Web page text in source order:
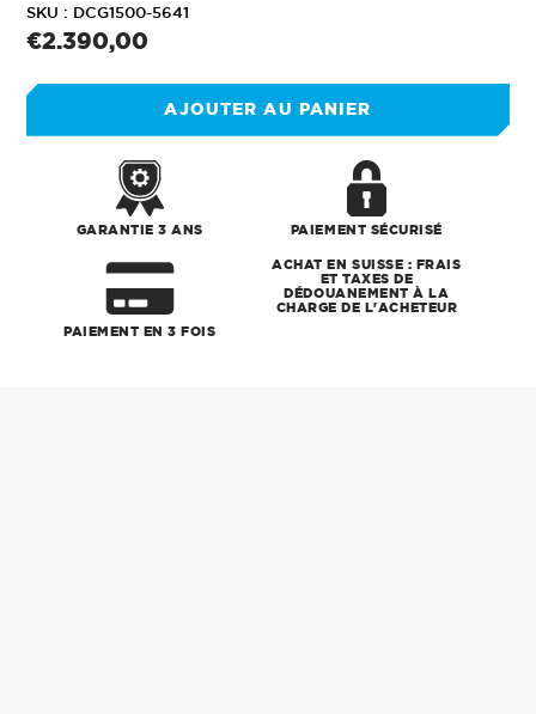
SKU : DCG1500-5641
Prix
€2.390,00
AJOUTER AU PANIER
GARANTIE 3 ANS PAIEMENT SÉCURISÉ
PAIEMENT EN 3 FOIS
ACHAT EN SUISSE : FRAIS
ET TAXES DE
DÉDOUANEMENT À LA
CHARGE DE L'ACHETEUR